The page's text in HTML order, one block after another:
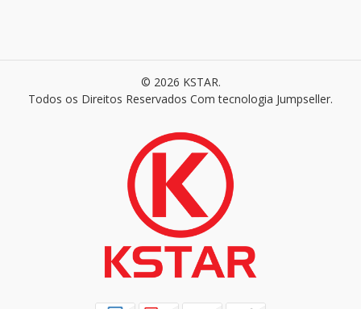
© 2026 KSTAR.
Todos os Direitos Reservados Com tecnologia Jumpseller.